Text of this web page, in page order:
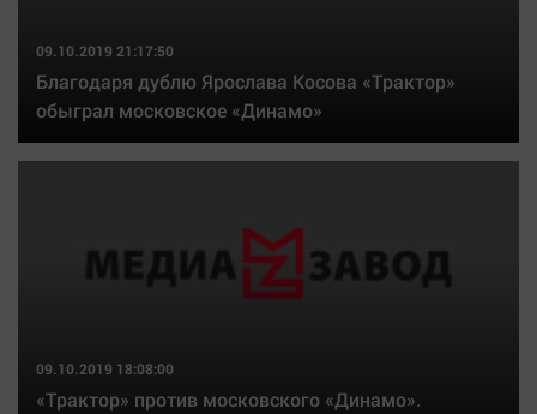
09.10.2019 21:17:50
Благодаря дублю Ярослава Косова «Трактор»
обыграл московское «Динамо»
09.10.2019 18:08:00
«Трактор» против московского «Динамо».